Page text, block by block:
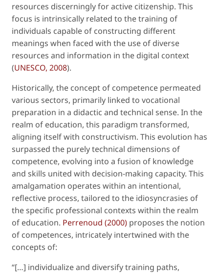
resources discerningly for active citizenship. This
focus is intrinsically related to the training of
individuals capable of constructing different
meanings when faced with the use of diverse
resources and information in the digital context
(UNESCO, 2008).
Historically, the concept of competence permeated
various sectors, primarily linked to vocational
preparation in a didactic and technical sense. In the
realm of education, this paradigm transformed,
aligning itself with constructivism. This evolution has
surpassed the purely technical dimensions of
competence, evolving into a fusion of knowledge
and skills united with decision-making capacity. This
amalgamation operates within an intentional,
reflective process, tailored to the idiosyncrasies of
the specific professional contexts within the realm
of education. Perrenoud (2000) proposes the notion
of competences, intricately intertwined with the
concepts of:
“[…] individualize and diversify training paths,